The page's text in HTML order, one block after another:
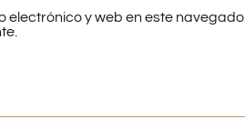
electrónico y web en este